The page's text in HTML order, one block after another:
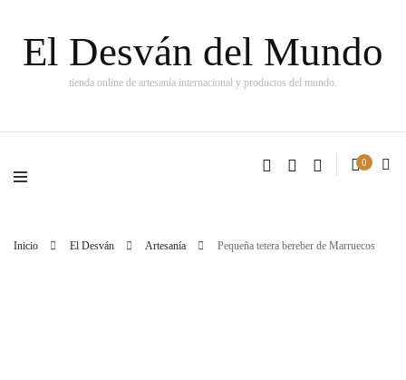
El Desván del Mundo
tienda online de artesanía internacional y productos del mundo.
0
Inicio El Desván Artesanía Pequeña tetera bereber de Marruecos